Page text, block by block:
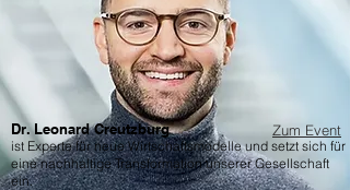
Dr. Leonard Creutzburg
ist Experte für neue Wirtschaftsmodelle und setzt sich für
eine nachhaltige Transformation unserer Gesellschaft
ein.
Zum Event